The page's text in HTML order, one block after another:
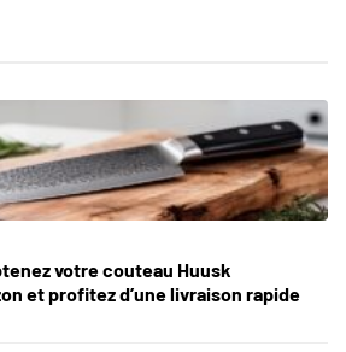
votre couteau Huusk
et profitez d’une livraison rapide